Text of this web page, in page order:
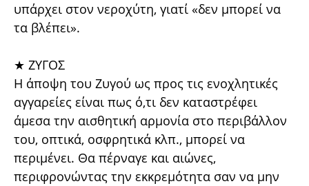
υπάρχει στον νεροχύτη, γιατί «δεν μπορεί να
τα βλέπει».
★ ΖΥΓΟΣ
Η άποψη του Ζυγού ως προς τις ενοχλητικές
αγγαρείες είναι πως ό,τι δεν καταστρέφει
άμεσα την αισθητική αρμονία στο περιβάλλον
του, οπτικά, οσφρητικά κλπ., μπορεί να
περιμένει. Θα πέρναγε και αιώνες,
περιφρονώντας την εκκρεμότητα σαν να μην